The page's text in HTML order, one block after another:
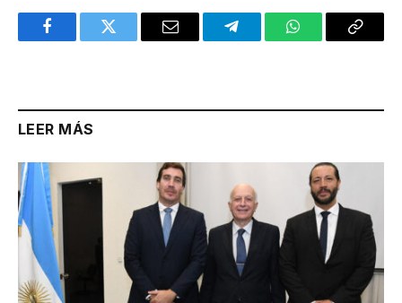
FacebookTwitter Email TelegramWhatsAppCopy
LEER MÁS